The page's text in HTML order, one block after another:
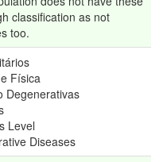
classification as not
too.
Física
Degenerativas
Level
Diseases